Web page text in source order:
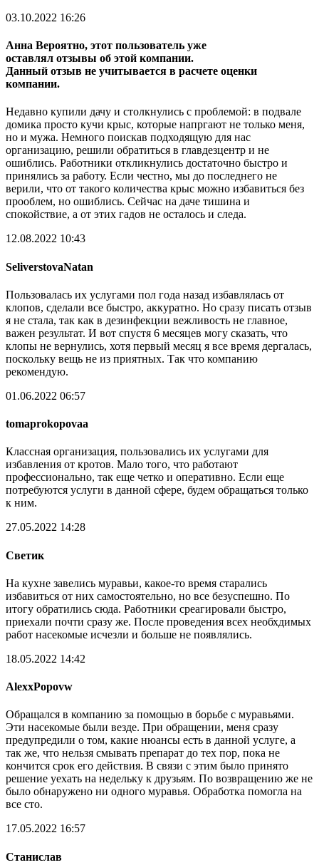
03.10.2022 16:26
Анна Вероятно, этот пользователь уже
оставлял отзывы об этой компании.
Данный отзыв не учитывается в расчете оценки
компании.
Недавно купили дачу и столкнулись с проблемой: в подвале
домика просто кучи крыс, которые напргают не только меня,
но и мужа. Немного поискав подходящую для нас
организацию, решили обратиться в главдезцентр и не
ошиблись. Работники откликнулись достаточно быстро и
принялись за работу. Если честно, мы до последнего не
верили, что от такого количества крыс можно избавиться без
прооблем, но ошиблись. Сейчас на даче тишина и
спокойствие, а от этих гадов не осталось и следа.
12.08.2022 10:43
SeliverstovaNatan
Пользовалась их услугами пол года назад избавлялась от
клопов, сделали все быстро, аккуратно. Но сразу писать отзыв
я не стала, так как в дезинфекции вежливость не главное,
важен результат. И вот спустя 6 месяцев могу сказать, что
клопы не вернулись, хотя первый месяц я все время дергалась,
поскольку вещь не из приятных. Так что компанию
рекомендую.
01.06.2022 06:57
tomaprokopovaa
Классная организация, пользовались их услугами для
избавления от кротов. Мало того, что работают
профессионально, так еще четко и оперативно. Если еще
потребуются услуги в данной сфере, будем обращаться только
к ним.
27.05.2022 14:28
Светик
На кухне завелись муравьи, какое-то время старались
избавиться от них самостоятельно, но все безуспешно. По
итогу обратились сюда. Работники среагировали быстро,
приехали почти сразу же. После проведения всех необхдимых
работ насекомые исчезли и больше не появлялись.
18.05.2022 14:42
AlexxPopovw
Обращался в компанию за помощью в борьбе с муравьями.
Эти насекомые были везде. При обращении, меня сразу
предупредили о том, какие нюансы есть в данной услуге, а
так же, что нельзя смывать препарат до тех пор, пока не
кончится срок его действия. В связи с этим было принято
решение уехать на недельку к друзьям. По возвращению же не
было обнаружено ни одного муравья. Обработка помогла на
все сто.
17.05.2022 16:57
Станислав